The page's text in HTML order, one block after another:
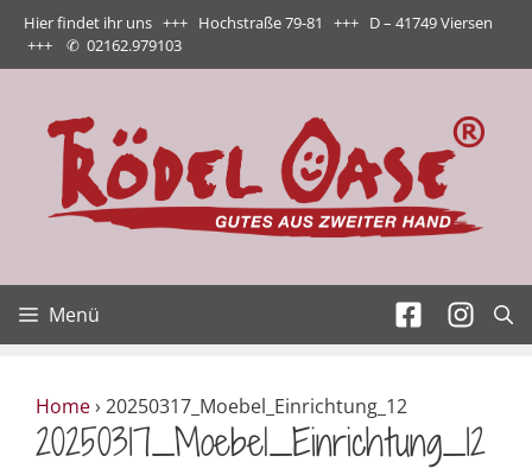
Zum
Inhalt
springen
Hier findet ihr uns +++ Hochstraße 79-81 +++ D – 41749 Viersen
+++ ✆ 02162.979103
Menü
Home› 20250317_Moebel_Einrichtung_12
20250317_Moebel_Einrichtung_12